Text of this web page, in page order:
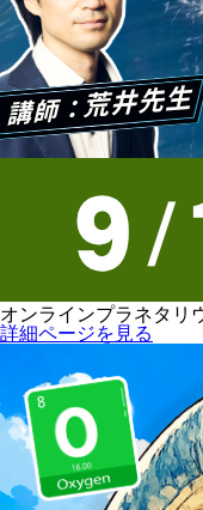
オンラインプラネタリ
詳細ページを見る